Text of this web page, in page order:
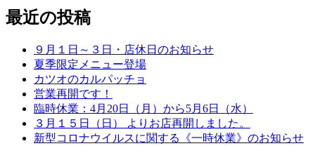
最近の投稿
９月１日～３日・店休日のお知らせ
夏季限定メニュー登場
カツオのカルパッチョ
営業再開です！
臨時休業：4月20日（月）から5月6日（水）
３月１５日（日） よりお店再開しました。
新型コロナウイルスに関する《一時休業》のお知らせ